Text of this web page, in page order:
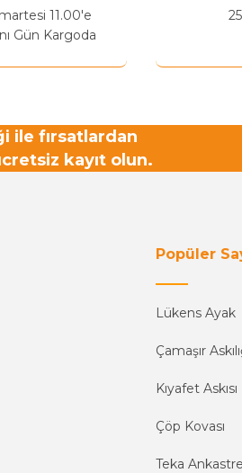
11.00'e
Gün Kargoda
ile fırsatlardan
kayıt olun.
Popüler
Lükens Ayak
Çamaşır
Kıyafet Askısı
Çöp Kovası
Teka Ankastre